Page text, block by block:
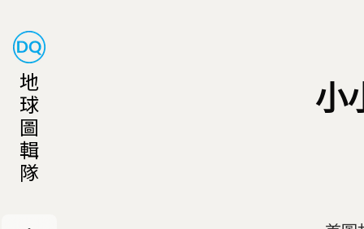
地
球
圖
輯
隊
小